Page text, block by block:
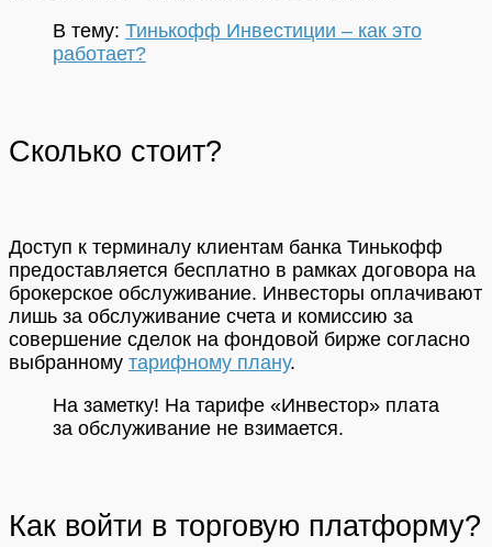
В тему: Тинькофф Инвестиции – как это
работает?
Сколько стоит?
Доступ к терминалу клиентам банка Тинькофф
предоставляется бесплатно в рамках договора на
брокерское обслуживание. Инвесторы оплачивают
лишь за обслуживание счета и комиссию за
совершение сделок на фондовой бирже согласно
выбранному тарифному плану.
На заметку! На тарифе «Инвестор» плата
за обслуживание не взимается.
Как войти в торговую платформу?